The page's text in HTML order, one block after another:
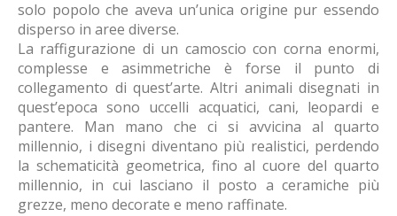
solo popolo che aveva un’unica origine pur essendo
disperso in aree diverse.
La raffigurazione di un camoscio con corna enormi,
complesse e asimmetriche è forse il punto di
collegamento di quest’arte. Altri animali disegnati in
quest’epoca sono uccelli acquatici, cani, leopardi e
pantere. Man mano che ci si avvicina al quarto
millennio, i disegni diventano più realistici, perdendo
la schematicità geometrica, fino al cuore del quarto
millennio, in cui lasciano il posto a ceramiche più
grezze, meno decorate e meno raffinate.